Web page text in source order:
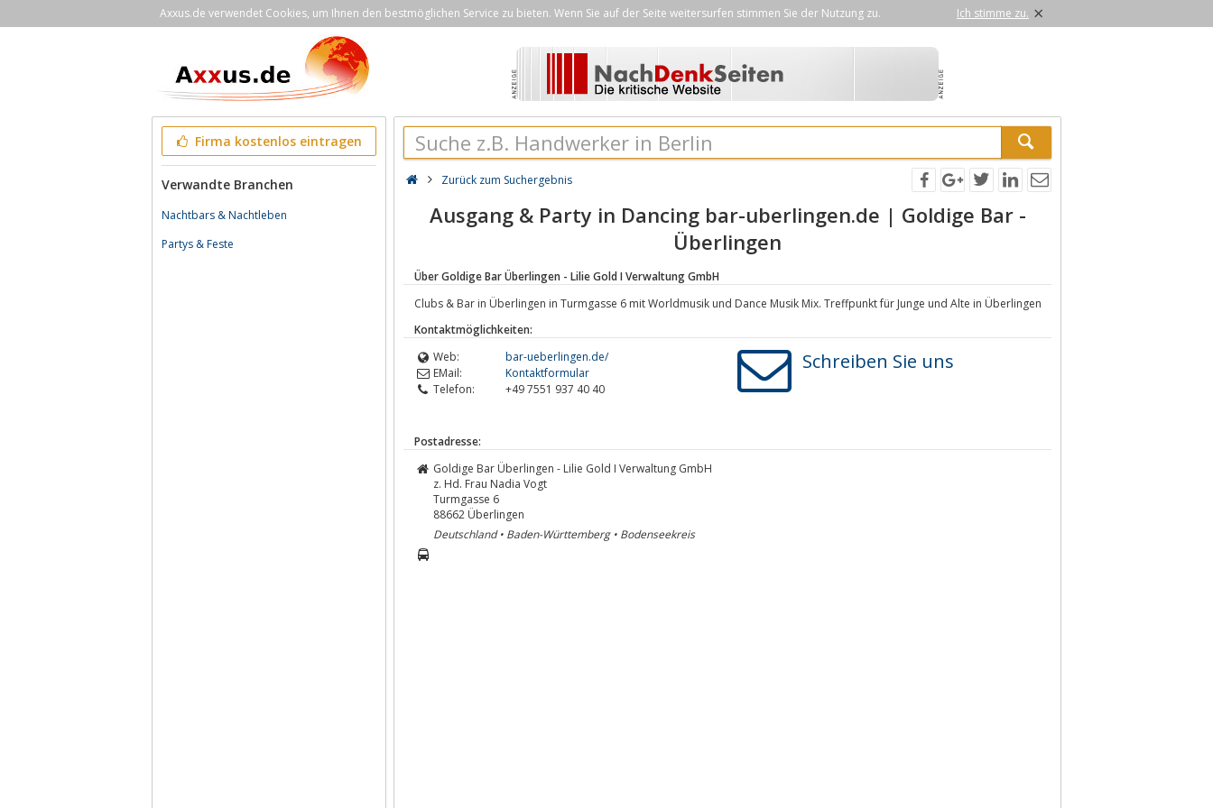
Axxus.de verwendet Cookies, um Ihnen den bestmöglichen Service zu bieten. Wenn Sie auf der Seite weitersurfen stimmen Sie der Nutzung zu. Ich stimme zu. ×
Firma kostenlos eintragen
Verwandte Branchen
Nachtbars & Nachtleben
Partys & Feste
Zurück zum Suchergebnis
Ausgang & Party in Dancing bar-uberlingen.de | Goldige Bar -
Überlingen
Über Goldige Bar Überlingen - Lilie Gold I Verwaltung GmbH
Clubs & Bar in Überlingen in Turmgasse 6 mit Worldmusik und Dance Musik Mix. Treffpunkt für Junge und Alte in Überlingen
Kontaktmöglichkeiten:
Web:
bar-ueberlingen.de/
EMail:
Kontaktformular
Telefon:
+49 7551 937 40 40
Schreiben Sie uns
Postadresse:
Goldige Bar Überlingen - Lilie Gold I Verwaltung GmbH
z. Hd. Frau Nadia Vogt
Turmgasse 6
88662 Überlingen
Deutschland • Baden-Württemberg • Bodenseekreis